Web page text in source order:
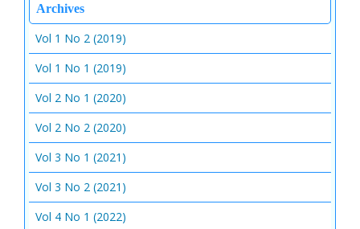
Archives
Vol 1 No 2 (2019)
Vol 1 No 1 (2019)
Vol 2 No 1 (2020)
Vol 2 No 2 (2020)
Vol 3 No 1 (2021)
Vol 3 No 2 (2021)
Vol 4 No 1 (2022)